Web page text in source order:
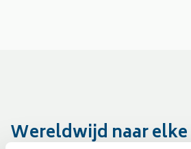
Wereldwijd naar